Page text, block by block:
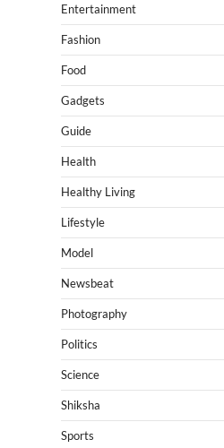
Entertainment
Fashion
Food
Gadgets
Guide
Health
Healthy Living
Lifestyle
Model
Newsbeat
Photography
Politics
Science
Shiksha
Sports